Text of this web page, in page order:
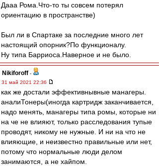
Дааа Рома.Что-то ты совсем потерял
ориентацию в пространстве)
Был ли в Спартаке за последние много лет
настоящий опорник?По функционалу.
Ну типа Барриоса.Наверное и не было.
Nikiforoff -
31 май 2021 22:36
как же достали эффективнывные манагеры.
аналиТонеры(иногда картридж заканчивается,
надо менять, манагеры типа ромы, которые ни
на че не влияют, только расследования тупые
проводят, никому не нужные. И ни на что не
влияющие, и неизвестно правильные или нет,
потому что нормальные люди делом
занимаются, а не хайпом.